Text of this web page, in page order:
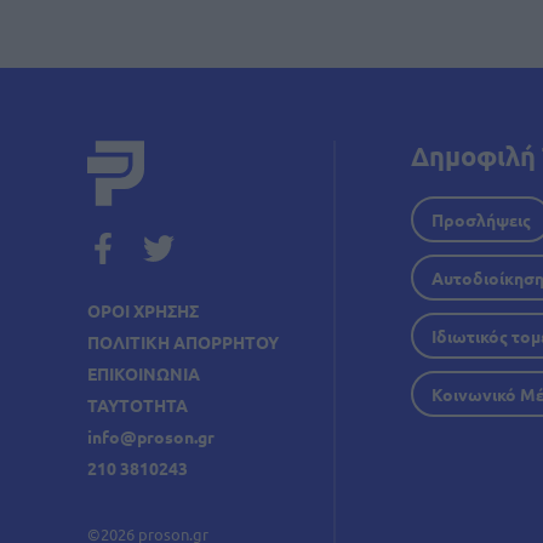
ΟΡΟΙ ΧΡΗΣΗΣ
ΠΟΛΙΤΙΚΗ ΑΠΟΡΡΗΤΟΥ
ΕΠΙΚΟΙΝΩΝΙΑ
ΤΑΥΤΟΤΗΤΑ
info@proson.gr
210 3810243
©2026 proson.gr
Δημοφιλή
Προσλήψεις
Αυτοδιοίκηση
Ιδιωτικός
Κοινωνικό